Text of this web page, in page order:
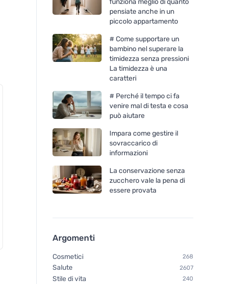
rigenera e ammorbidisce
pensiate anche in un
piccolo appartamento
# Come supportare un
bambino nel superare la
timidezza senza pressioni
La timidezza è una
caratteri
# Perché il tempo ci fa
venire mal di testa e cosa
può aiutare
Impara come gestire il
sovraccarico di
informazioni
La conservazione senza
zucchero vale la pena di
essere provata
Argomenti
Cosmetici 268
Salute 2607
Stile di vita 240